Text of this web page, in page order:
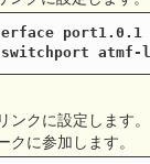
port1.0.1
switchport atmf-
ンクに設定します
に参加します。